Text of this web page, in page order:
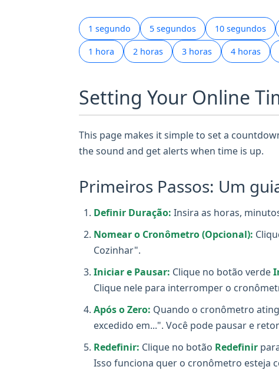
1 segundo 5 segundos 10 segundos
1 hora 2 horas 3 horas 4 horas
Setting Your Online
This page makes it simple to set a
the sound and get alerts when time is up.
Primeiros Passos: Um
Definir Duração: Insira as horas,
Nomear o Cronômetro (Opcional):
Cozinhar".
Iniciar e Pausar: Clique no botão verde
Clique nele para interromper o
Após o Zero: Quando o cronômetro
excedido em...". Você pode pausar e
Redefinir: Clique no botão Redefinir
Isso funciona quer o cronômetro esteja